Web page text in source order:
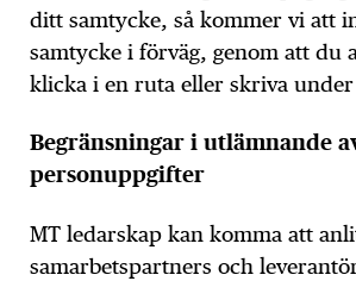
ditt samtycke, så kommer vi att
samtycke i förväg, genom att du
klicka i en ruta eller skriva
Begränsningar i utlämnande
personuppgifter
MT ledarskap kan komma att
samarbetspartners och